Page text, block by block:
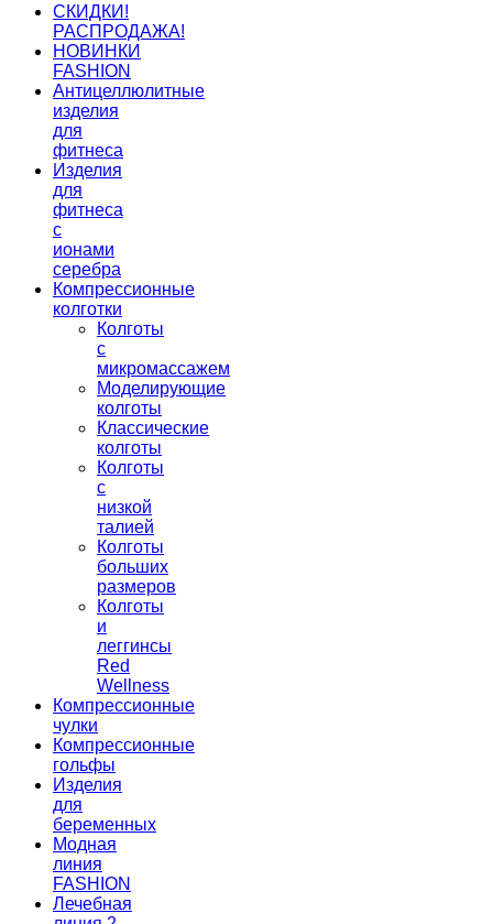
СКИДКИ!
РАСПРОДАЖА!
НОВИНКИ
FASHION
Антицеллюлитные
изделия
для
фитнеса
Изделия
для
фитнеса
с
ионами
серебра
Компрессионные
колготки
Колготы
с
микромассажем
Моделирующие
колготы
Классические
колготы
Колготы
с
низкой
талией
Колготы
больших
размеров
Колготы
и
леггинсы
Red
Wellness
Компрессионные
чулки
Компрессионные
гольфы
Изделия
для
беременных
Модная
линия
FASHION
Лечебная